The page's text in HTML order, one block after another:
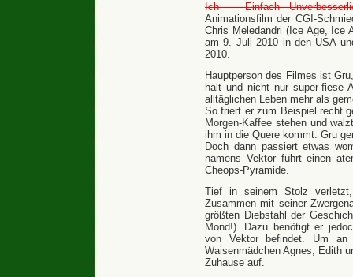
Ich – Einfach
Animationsfilm der CGI-
Chris Meledandri (Ice Age, Ice
am 9. Juli 2010 in den USA
2010.
Hauptperson des Filmes ist
hält und nicht nur super-fiese
alltäglichen Leben mehr als
So friert er zum Beispiel recht
Morgen-Kaffee stehen und
ihm in die Quere kommt. Gru
Doch dann passiert etwas
namens Vektor führt einen
Cheops-Pyramide.
Tief in seinem Stolz
Zusammen mit seiner
größten Diebstahl der
Mond!). Dazu benötigt er
von Vektor befindet. Um
Waisenmädchen Agnes, Edith
Zuhause auf.